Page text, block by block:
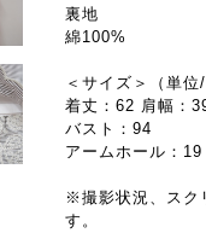
裏地
綿100%
＜サイズ＞（単位/
着丈：62 肩幅：
バスト：94
アームホール：19
※撮影状況、スク
す。